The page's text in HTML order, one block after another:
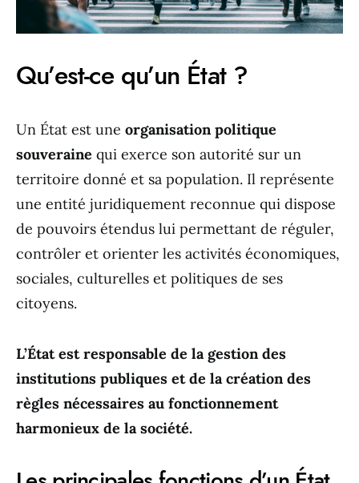
Qu’est-ce qu’un État ?
Un État est une organisation politique
souveraine qui exerce son autorité sur un
territoire donné et sa population. Il représente
une entité juridiquement reconnue qui dispose
de pouvoirs étendus lui permettant de réguler,
contrôler et orienter les activités économiques,
sociales, culturelles et politiques de ses
citoyens.
L’État est responsable de la gestion des
institutions publiques et de la création des
règles nécessaires au fonctionnement
harmonieux de la société.